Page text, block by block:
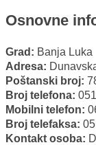
Osnovne
Grad: Banja Luka
Adresa:
Poštanski broj:
Broj telefona:
Mobilni telefon:
Broj telefaksa:
Kontakt osoba: